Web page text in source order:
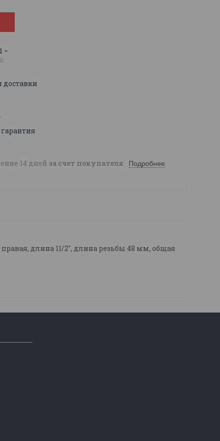
доставки
14 дней за счет покупателя Подробнее
длина 11/2", длина резьбы 48 мм, общая